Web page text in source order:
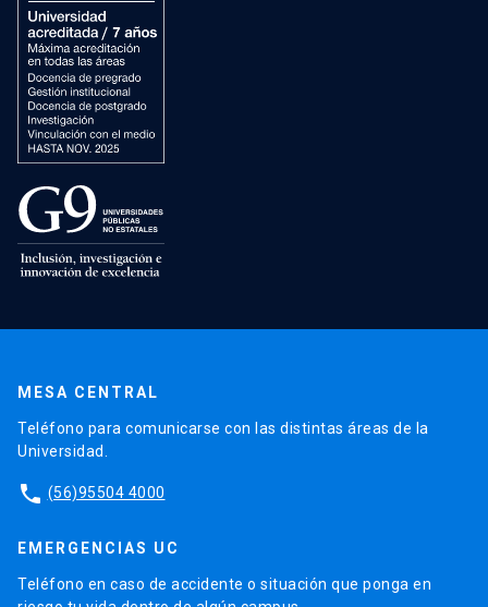
MESA CENTRAL
Teléfono para comunicarse con las distintas áreas de la
Universidad.
phone (56)95504 4000
EMERGENCIAS UC
Teléfono en caso de accidente o situación que ponga en